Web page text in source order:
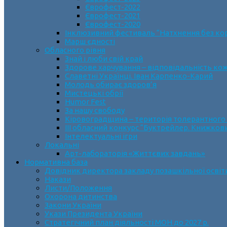
Єврофест-2022
Єврофест-2021
Єврофест-2020
Інклюзивний фестиваль “Натхнення без
Марш єдності
Обласного рівня
Знай і люби свій край
Здорове харчування – відповідальність
Славетні Українці. Іван Карпенко-Карий
Молодь обирає здоров’я
Мистецькі обрії
Humor Fest
За нашу свободу
Кіровоградщина – територія
ІII обласний конкурс “Буктрейлер.
Інтелектуальні ігри
Локальні
Арт-лабораторія «Життєвих завдань»
Нормативна база
Довідник директора закладу позашкільної
Накази
Листи/Положення
Охорона дитинства
Закони України
Укази Президента України
Стратегічний план діяльності МОН до 2027 р.